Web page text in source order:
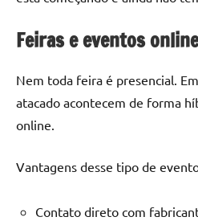
Feiras e eventos
Nem toda feira é presencial.
atacado acontecem de forma
online.
Vantagens desse tipo de
Contato direto com